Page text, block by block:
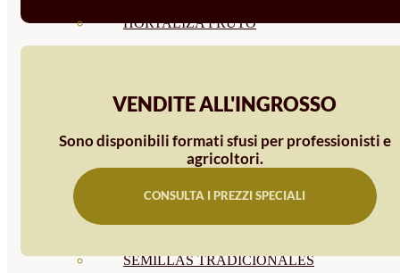
HORTALIZA FRUTO
SEMILLAS FLORES
SEMILLAS FLORES
COMESTIBLES
SEMILLAS TRADICIONALES
VENDITE ALL'INGROSSO
Sono disponibili formati sfusi per professionisti e
agricoltori.
CONSULTA I PREZZI SPECIALI